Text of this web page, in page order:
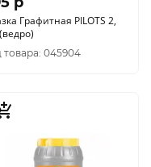
Графитная PILOTS 2,
товара: 045904